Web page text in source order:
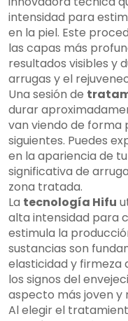
intensidad para
en la piel. Este
las capas más
resultados visibles y
arrugas y el
Una sesión de
durar
van viendo de forma
siguientes. Puedes
en la apariencia de
significativa de
zona tratada.
La tecnología Hifu
alta intensidad para
estimula la
sustancias son
elasticidad y firmeza
los signos del
aspecto más joven y
Al elegir el